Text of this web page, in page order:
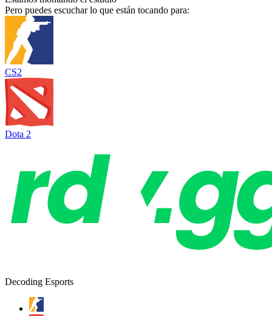
Pero puedes escuchar lo que están tocando para:
CS2
Dota 2
Decoding Esports